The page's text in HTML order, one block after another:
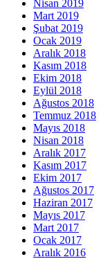
Nisan 2019
Mart 2019
Şubat 2019
Ocak 2019
Aralık 2018
Kasım 2018
Ekim 2018
Eylül 2018
Ağustos 2018
Temmuz 2018
Mayıs 2018
Nisan 2018
Aralık 2017
Kasım 2017
Ekim 2017
Ağustos 2017
Haziran 2017
Mayıs 2017
Mart 2017
Ocak 2017
Aralık 2016